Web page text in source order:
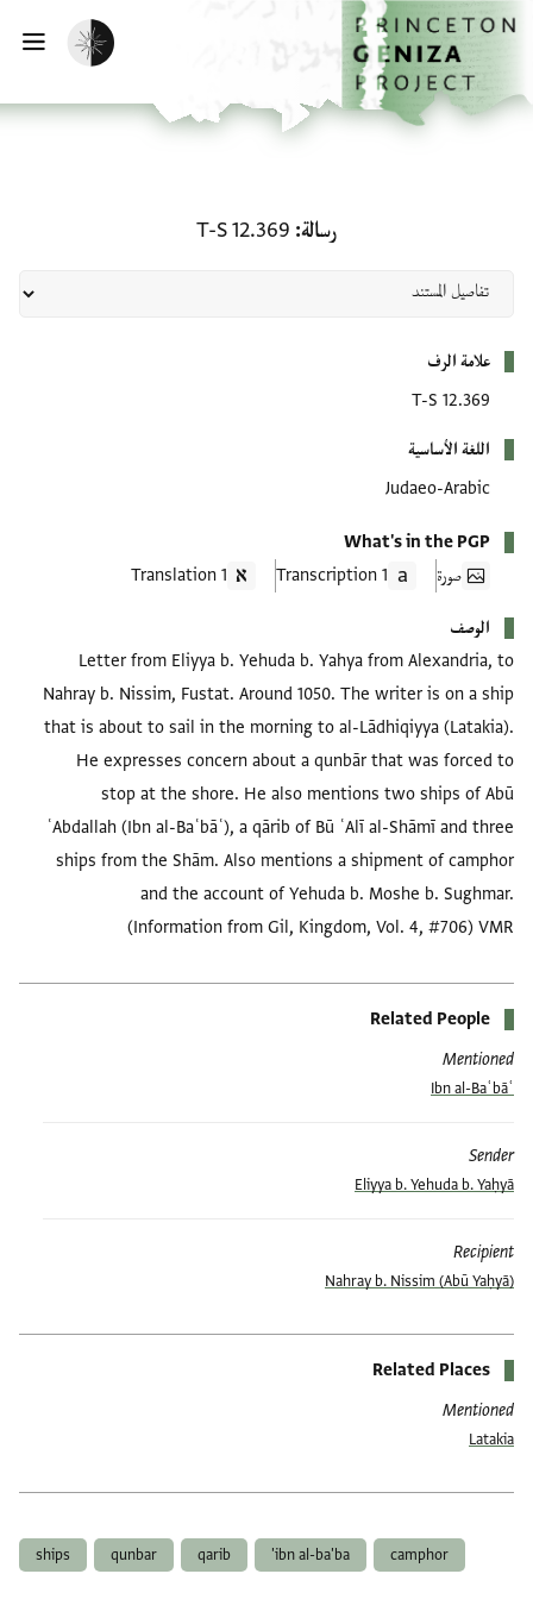
إلى المحتوى الرئيسي
الرئيسية
تفعيل الوضع المظلم
رسالة T-S 12.369
علامة الرف
T-S 12.369
اللغة الأساسية
Judaeo-Arabic
What's in the PGP
صورة
1 Transcription
1 Translation
الوصف
Letter from Eliyya b. Yehuda b. Yahya from Alexandria, to
Nahray b. Nissim, Fustat. Around 1050. The writer is on a ship
that is about to sail in the morning to al-Lādhiqiyya (Latakia).
He expresses concern about a qunbār that was forced to
stop at the shore. He also mentions two ships of Abū
ʿAbdallah (Ibn al-Baʿbāʿ), a qārib of Bū ʿAlī al-Shāmī and three
ships from the Shām. Also mentions a shipment of camphor
and the account of Yehuda b. Moshe b. Sughmar.
(Information from Gil, Kingdom, Vol. 4, #706) VMR
Related People
Mentioned
Ibn al-Baʿbāʿ
Sender
Eliyya b. Yehuda b. Yaḥyā
Recipient
(Abū Yaḥyā) Nahray b. Nissim
Related Places
Mentioned
Latakia
camphor
ibn al-ba'ba'
qarib
qunbar
ships